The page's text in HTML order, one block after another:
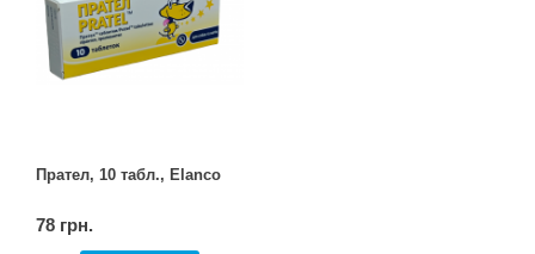
Прател, 10 табл., Elanco
78 грн.